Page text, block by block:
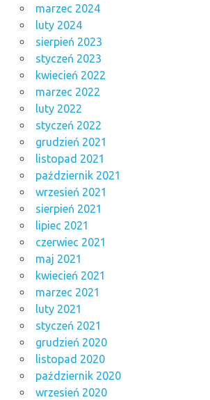
marzec 2024
luty 2024
sierpień 2023
styczeń 2023
kwiecień 2022
marzec 2022
luty 2022
styczeń 2022
grudzień 2021
listopad 2021
październik 2021
wrzesień 2021
sierpień 2021
lipiec 2021
czerwiec 2021
maj 2021
kwiecień 2021
marzec 2021
luty 2021
styczeń 2021
grudzień 2020
listopad 2020
październik 2020
wrzesień 2020